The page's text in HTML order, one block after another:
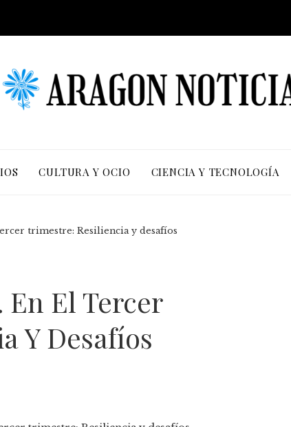
CULTURA Y OCIO CIENCIA Y TECNOLOGÍA
trimestre: Resiliencia y desafíos
En El Tercer
Y Desafíos